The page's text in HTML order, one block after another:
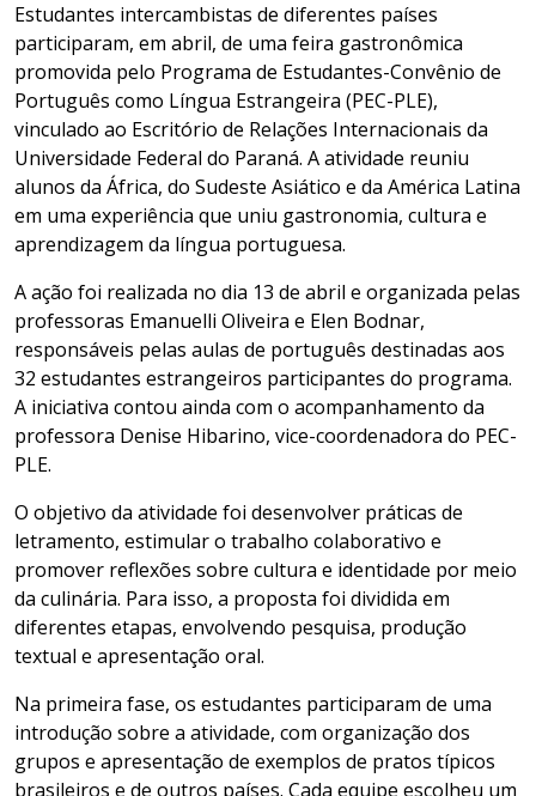
Estudantes intercambistas de diferentes países
participaram, em abril, de uma feira gastronômica
promovida pelo Programa de Estudantes-Convênio de
Português como Língua Estrangeira (PEC-PLE),
vinculado ao Escritório de Relações Internacionais da
Universidade Federal do Paraná. A atividade reuniu
alunos da África, do Sudeste Asiático e da América Latina
em uma experiência que uniu gastronomia, cultura e
aprendizagem da língua portuguesa.
A ação foi realizada no dia 13 de abril e organizada pelas
professoras Emanuelli Oliveira e Elen Bodnar,
responsáveis pelas aulas de português destinadas aos
32 estudantes estrangeiros participantes do programa.
A iniciativa contou ainda com o acompanhamento da
professora Denise Hibarino, vice-coordenadora do PEC-
PLE.
O objetivo da atividade foi desenvolver práticas de
letramento, estimular o trabalho colaborativo e
promover reflexões sobre cultura e identidade por meio
da culinária. Para isso, a proposta foi dividida em
diferentes etapas, envolvendo pesquisa, produção
textual e apresentação oral.
Na primeira fase, os estudantes participaram de uma
introdução sobre a atividade, com organização dos
grupos e apresentação de exemplos de pratos típicos
brasileiros e de outros países. Cada equipe escolheu um